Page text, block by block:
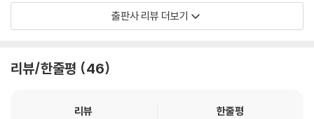
세한歲寒에 웅크리고 있다. 지난 일 년 내내, 내가 태어나서 살아온 나라에
서는 자고 새면 날마다 증오의 쓰나미가 몰려오고 저주의 활화산이 폭발했
터질 것이다. 조짐은 모든 것을 보여주고 있다. 그 세상으로 책을 내보내는
순결하고, 무장해제된 말을 기다린다. 다시, 일 년 내내 들어앉을 곳을 찾고
출판사 리뷰 더보기
리뷰/한줄평 46
리뷰 한줄평